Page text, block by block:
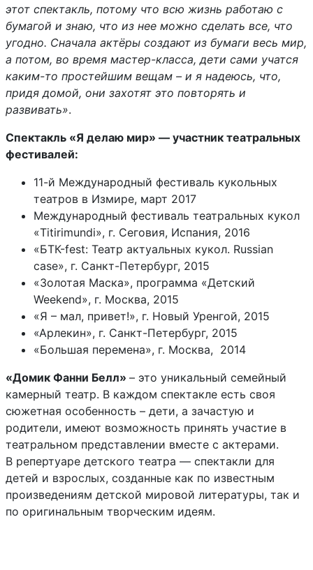
этот спектакль, потому что всю жизнь работаю с
бумагой и знаю, что из нее можно сделать все, что
угодно. Сначала актёры создают из бумаги весь мир,
а потом, во время мастер-класса, дети сами учатся
каким-то простейшим вещам – и я надеюсь, что,
придя домой, они захотят это повторять и
развивать».
Спектакль «Я делаю мир» — участник театральных
фестивалей:
11-й Международный фестиваль кукольных
театров в Измире, март 2017
Международный фестиваль театральных кукол
«Titirimundi», г. Сеговия, Испания, 2016
«БТК-fest: Театр актуальных кукол. Russian
case», г. Санкт-Петербург, 2015
«Золотая Маска», программа «Детский
Weekend», г. Москва, 2015
«Я – мал, привет!», г. Новый Уренгой, 2015
«Арлекин», г. Санкт-Петербург, 2015
«Большая перемена», г. Москва, 2014
«Домик Фанни Белл» – это уникальный семейный
камерный театр. В каждом спектакле есть своя
сюжетная особенность – дети, а зачастую и
родители, имеют возможность принять участие в
театральном представлении вместе с актерами.
В репертуаре детского театра — спектакли для
детей и взрослых, созданные как по известным
произведениям детской мировой литературы, так и
по оригинальным творческим идеям.